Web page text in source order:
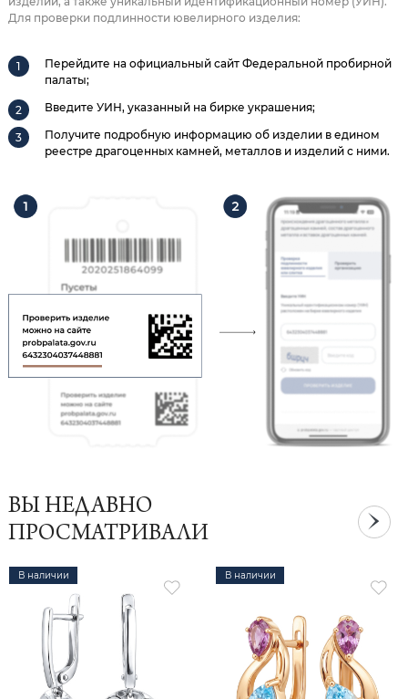
Для проверки подлинности ювелирного изделия:
Перейдите на официальный сайт Федеральной пробирной
палаты;
Введите УИН, указанный на бирке украшения;
Получите подробную информацию об изделии в едином
реестре драгоценных камней, металлов и изделий с ними.
ВЫ НЕДАВНО
ПРОСМАТРИВАЛИ
В наличии В наличии